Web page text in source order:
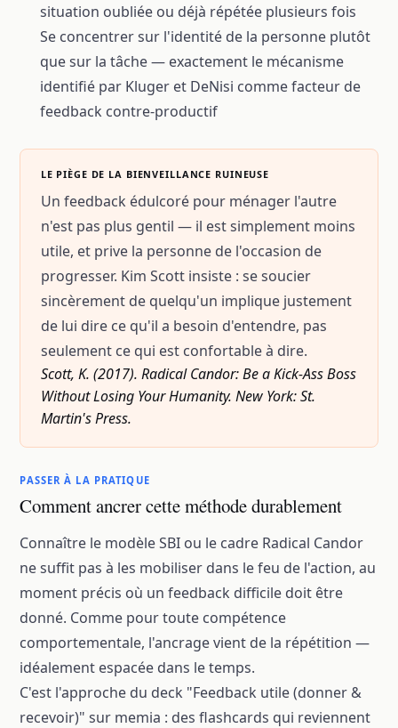
situation oubliée ou déjà répétée plusieurs fois
Se concentrer sur l'identité de la personne plutôt
que sur la tâche — exactement le mécanisme
identifié par Kluger et DeNisi comme facteur de
feedback contre-productif
LE PIÈGE DE LA BIENVEILLANCE RUINEUSE
Un feedback édulcoré pour ménager l'autre
n'est pas plus gentil — il est simplement moins
utile, et prive la personne de l'occasion de
progresser. Kim Scott insiste : se soucier
sincèrement de quelqu'un implique justement
de lui dire ce qu'il a besoin d'entendre, pas
seulement ce qui est confortable à dire.
Scott, K. (2017). Radical Candor: Be a Kick-Ass Boss
Without Losing Your Humanity. New York: St.
Martin's Press.
PASSER À LA PRATIQUE
Comment ancrer cette méthode durablement
Connaître le modèle SBI ou le cadre Radical Candor
ne suffit pas à les mobiliser dans le feu de l'action, au
moment précis où un feedback difficile doit être
donné. Comme pour toute compétence
comportementale, l'ancrage vient de la répétition —
idéalement espacée dans le temps.
C'est l'approche du deck "Feedback utile (donner &
recevoir)" sur memia : des flashcards qui reviennent